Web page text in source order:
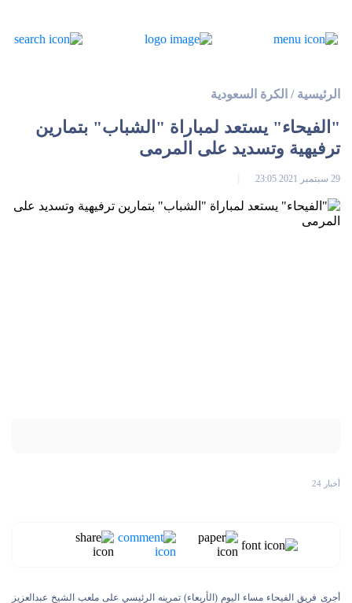
الرئيسية / الكرة السعودية
"الفيحاء" يستعد لمباراة "الشباب" بتمارين
ترفيهية وتسديد على المرمى
29 سبتمبر 2021 23:05
أخبار 24
أجرى فريق الفيحاء مساء اليوم (الأربعاء) تمرينه الرئيسي على ملعب الشيخ عبدالعزيز